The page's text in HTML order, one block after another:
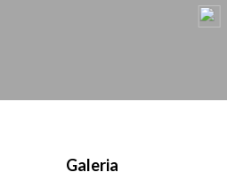
Galeria